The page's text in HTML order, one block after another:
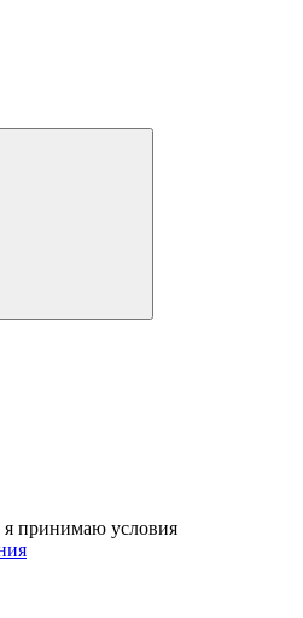
я принимаю условия